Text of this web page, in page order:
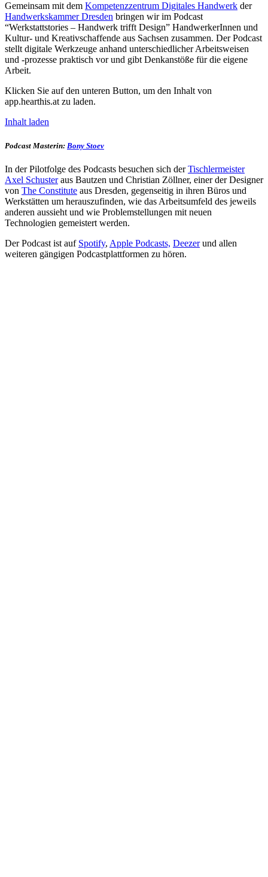
Gemeinsam mit dem Kompetenzzentrum Digitales Handwerk der
Handwerkskammer Dresden bringen wir im Podcast
“Werkstattstories – Handwerk trifft Design” HandwerkerInnen und
Kultur- und Kreativschaffende aus Sachsen zusammen. Der Podcast
stellt digitale Werkzeuge anhand unterschiedlicher Arbeitsweisen
und -prozesse praktisch vor und gibt Denkanstöße für die eigene
Arbeit.
Klicken Sie auf den unteren Button, um den Inhalt von
app.hearthis.at zu laden.
Inhalt laden
Podcast Masterin: Bony Stoev
In der Pilotfolge des Podcasts besuchen sich derTischlermeister
Axel Schusteraus Bautzen und Christian Zöllner, einer der Designer
von The Constitute aus Dresden, gegenseitig in ihren Büros und
Werkstätten um herauszufinden, wie das Arbeitsumfeld des jeweils
anderen aussieht und wie Problemstellungen mit neuen
Technologien gemeistert werden.
Der Podcast ist auf Spotify, Apple Podcasts, Deezerund allen
weiteren gängigen Podcastplattformen zu hören.